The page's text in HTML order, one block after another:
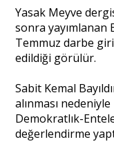
Yasak Meyve
sonra yayımlanan
Temmuz darbe
edildiği görülür.
Sabit Kemal
alınması nedeniyle
Demokratlık-
değerlendirme